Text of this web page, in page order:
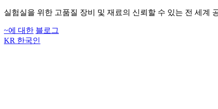
실험실을 위한 고품질 장비 및 재료의 신뢰할 수 있는 전 세계
~에 대한 블로그
KR 한국인